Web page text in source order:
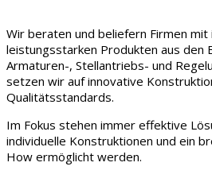
Wir beraten und beliefern Firmen mit
leistungsstarken Produkten aus den
Armaturen-, Stellantriebs- und
setzen wir auf innovative
Qualitätsstandards.
Im Fokus stehen immer effektive
individuelle Konstruktionen und ein
How ermöglicht werden.